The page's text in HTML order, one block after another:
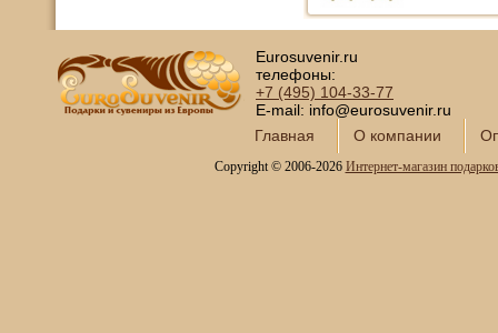
Eurosuvenir.ru
телефоны:
+7 (495) 104-33-77
E-mail: info@eurosuvenir.ru
Главная
О компании
Copyright © 2006-2026 Интернет-магазин